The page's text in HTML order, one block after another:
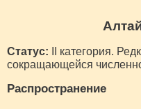
Статус: II категория.
сокращающейся
Распространение